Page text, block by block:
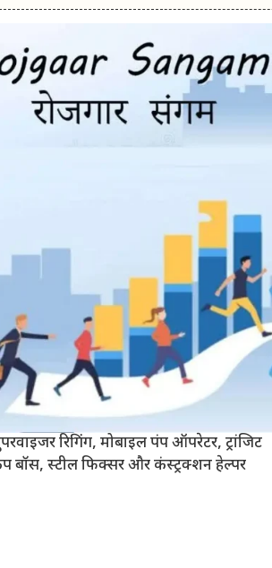
रिगिंग, मोबाइल पंप ऑपरेटर, ट्रांजिट
बॉस, स्टील फिक्सर और कंस्ट्रक्शन हेल्पर